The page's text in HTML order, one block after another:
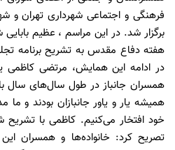
برگزار شد. در این مراسم ، عظیم
هفته دفاع مقدس به تشریح برنامه
در ادامه‌ این همایش، مرتضی کاظمی
همسران جانباز در طول سال‌های سال
همیشه یار و یاور جانبازان بودند و
خود افتخار می‌کنیم. کاظمی با تشریح
تصریح کرد: خانواده‌ها و همسران این